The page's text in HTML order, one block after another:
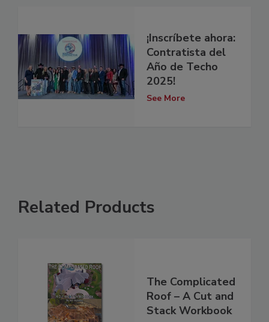
¡Inscríbete ahora:
Contratista del
Año de Techo
2025!
See More
Related Products
The Complicated
Roof – A Cut and
Stack Workbook